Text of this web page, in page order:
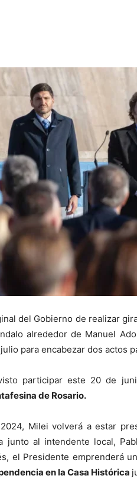
del Gobierno de realizar
alrededor de Manuel
para encabezar dos actos
participar este 20 de
de Rosario.
Milei volverá a estar
junto al intendente local,
el Presidente emprenderá
en la Casa Histórica